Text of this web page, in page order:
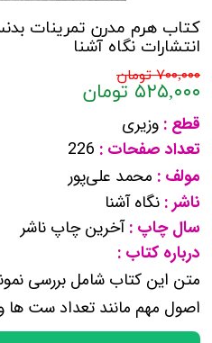
کتاب هرم مدرن تمرینات
انتشارات نگاه آشنا
۷۰۰,۰۰۰ تومان
۵۲۵,۰۰۰ تومان
قطع : وزیری
تعداد صفحات :
مولف : محمد علی‌پور
ناشر : نگاه آشنا
سال چاپ :آخرین چاپ ناشر
درباره کتاب :
متن این کتاب شامل بررسی
اصول مهم مانند تعداد ست